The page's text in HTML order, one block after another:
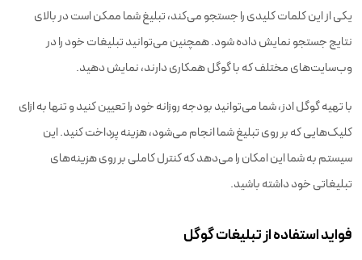
یکی از این کلمات کلیدی را جستجو می‌کند، تبلیغ شما ممکن است در بالای
نتایج جستجو نمایش داده شود. همچنین می‌توانید تبلیغات خود را در
وب‌سایت‌های مختلف که با گوگل همکاری دارند، نمایش دهید.
با تهیه گوگل ادز، شما می‌توانید بودجه روزانه خود را تعیین کنید و تنها به ازای
کلیک‌هایی که بر روی تبلیغ شما انجام می‌شود، هزینه پرداخت کنید. این
سیستم به شما این امکان را می‌دهد که کنترل کاملی بر روی هزینه‌های
تبلیغاتی خود داشته باشید.
فواید استفاده از تبلیغات گوگل